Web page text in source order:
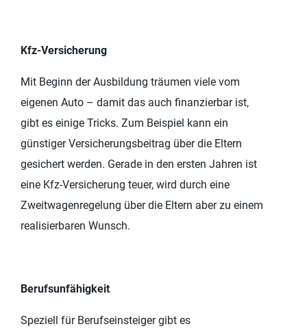
Kfz-Versicherung
Mit Beginn der Ausbildung träumen viele vom
eigenen Auto – damit das auch finanzierbar ist,
gibt es einige Tricks. Zum Beispiel kann ein
günstiger Versicherungsbeitrag über die Eltern
gesichert werden. Gerade in den ersten Jahren ist
eine Kfz-Versicherung teuer, wird durch eine
Zweitwagenregelung über die Eltern aber zu einem
realisierbaren Wunsch.
Berufsunfähigkeit
Speziell für Berufseinsteiger gibt es